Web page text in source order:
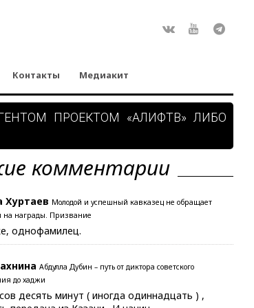
Контакты Медиакит
ПРОЕКТОМ «АЛИФТВ» ЛИБО
комментарии
Хуртаев Молодой и успешный кавказец не обращает
награды. Призвание
однофамилец.
Абдулла Дубин – путь от диктора советского
до хаджи
десять минут ( иногда одиннадцать ) ,